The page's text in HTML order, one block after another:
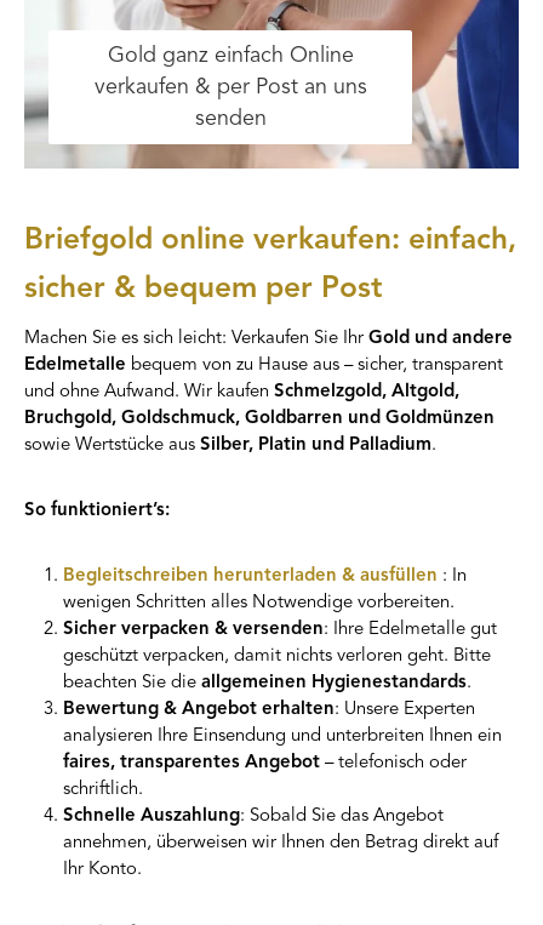
Gold ganz einfach Online
verkaufen & per Post an uns
senden
Briefgold online verkaufen: einfach,
sicher & bequem per Post
Machen Sie es sich leicht: Verkaufen Sie Ihr Gold und andere
Edelmetalle bequem von zu Hause aus – sicher, transparent
und ohne Aufwand. Wir kaufen Schmelzgold, Altgold,
Bruchgold, Goldschmuck, Goldbarren und Goldmünzen
sowie Wertstücke aus Silber, Platin und Palladium.
So funktioniert’s:
Begleitschreiben herunterladen & ausfüllen : In
wenigen Schritten alles Notwendige vorbereiten.
Sicher verpacken & versenden: Ihre Edelmetalle gut
geschützt verpacken, damit nichts verloren geht. Bitte
beachten Sie die allgemeinen Hygienestandards.
Bewertung & Angebot erhalten: Unsere Experten
analysieren Ihre Einsendung und unterbreiten Ihnen ein
faires, transparentes Angebot – telefonisch oder
schriftlich.
Schnelle Auszahlung: Sobald Sie das Angebot
annehmen, überweisen wir Ihnen den Betrag direkt auf
Ihr Konto.